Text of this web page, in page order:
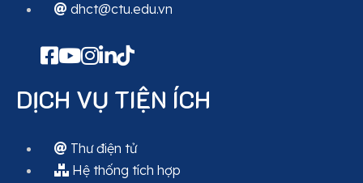
dhct@ctu.edu.vn
DỊCH VỤ TIỆN ÍCH
Thư điện tử
Hệ thống tích hợp